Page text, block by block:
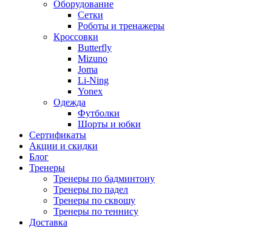
Оборудование
Сетки
Роботы и тренажеры
Кроссовки
Butterfly
Mizuno
Joma
Li-Ning
Yonex
Одежда
Футболки
Шорты и юбки
Сертификаты
Акции и скидки
Блог
Тренеры
Тренеры по бадминтону
Тренеры по падел
Тренеры по сквошу
Тренеры по теннису
Доставка